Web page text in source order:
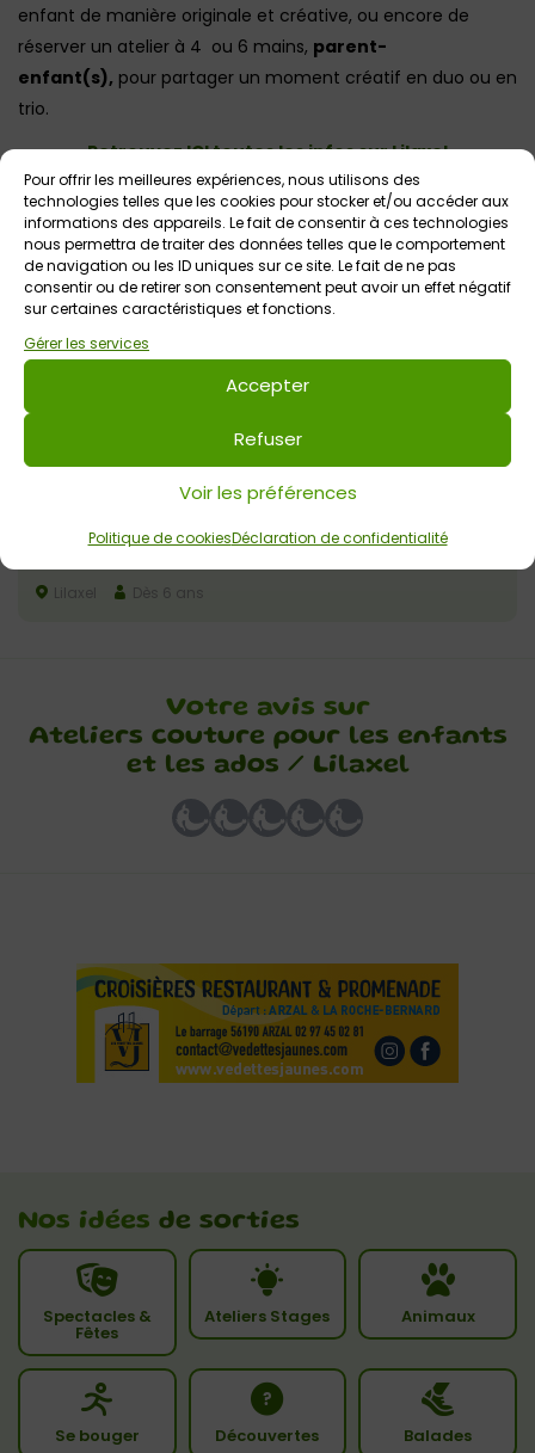
Pour offrir les meilleures expériences, nous utilisons des
technologies telles que les cookies pour stocker et/ou accéder aux
informations des appareils. Le fait de consentir à ces technologies
nous permettra de traiter des données telles que le comportement
de navigation ou les ID uniques sur ce site. Le fait de ne pas
consentir ou de retirer son consentement peut avoir un effet négatif
sur certaines caractéristiques et fonctions.
Gérer les services
Accepter
Refuser
Voir les préférences
Politique de cookiesDéclaration de confidentialité
enfant de manière originale et créative, ou encore de
réserver un atelier à 4 ou 6 mains, parent-
enfant(s), pour partager un moment créatif en duo ou en
trio.
Retrouvez ICI toutes les infos sur Lilaxel
Autres événementsà venir Voir tout
10 août 2026 > 14 août 2026
Ateliers couture pour enfants et ados avec
Lilaxel Dès 6 ans
Votre avis sur
Ateliers couture pour les enfants
et les ados / Lilaxel
Nos idées de sorties
Spectacles &
Fêtes
Ateliers Stages Animaux
Se bouger Découvertes Balades